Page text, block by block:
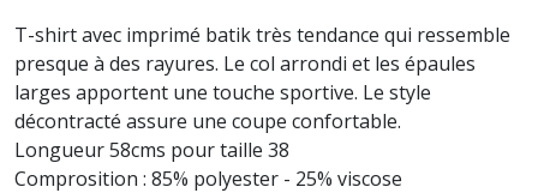
T-shirt avec imprimé batik très tendance qui ressemble
presque à des rayures. Le col arrondi et les épaules
larges apportent une touche sportive. Le style
décontracté assure une coupe confortable.
Longueur 58cms pour taille 38
Comprosition : 85% polyester - 25% viscose